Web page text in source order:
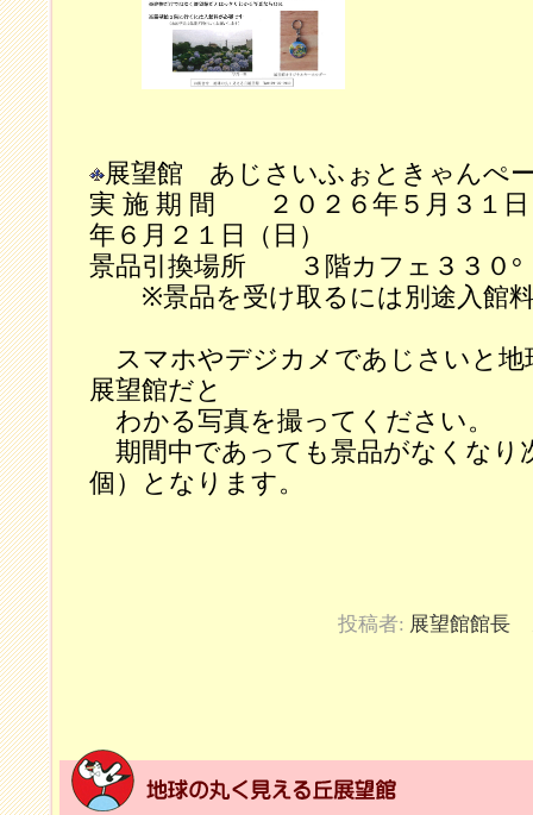
展望館 あじさいふぉときゃんぺ
実 施 期 間 ２０２６年５月３１日
年６月２１日（日）
景品引換場所 ３階カフェ３３０°
※景品を受け取るには別途入館
スマホやデジカメであじさいと地
展望館だと
わかる写真を撮ってください。
期間中であっても景品がなくなり
個）となります。
投稿者: 展望館館長